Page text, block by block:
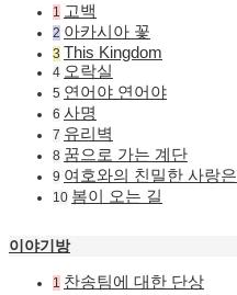
1 고백
2 아카시아 꽃
3 This Kingdom
4 오락실
5 연어야 연어야
6 사명
7 유리벽
8 꿈으로 가는 계단
9 여호와의 친밀한 사랑은
10 봄이 오는 길
이야기방
1 찬송팀에 대한 단상